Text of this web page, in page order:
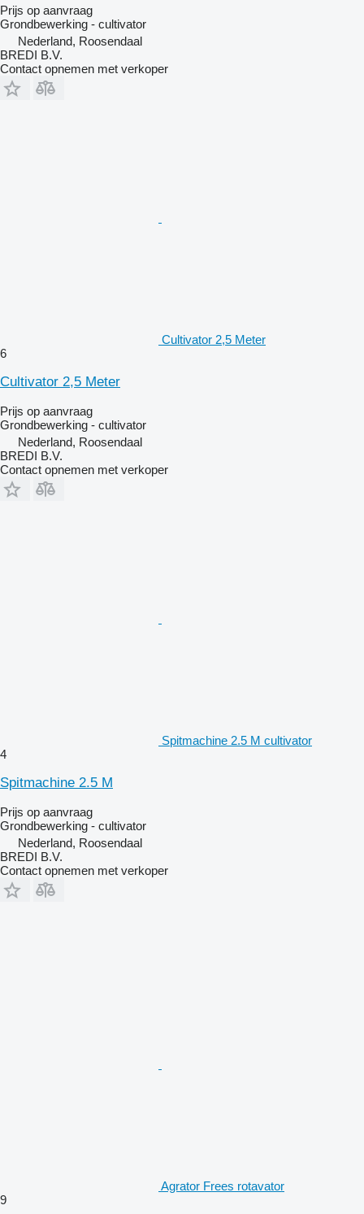
Prijs op aanvraag
Grondbewerking - cultivator
Nederland, Roosendaal
BREDI B.V.
Contact opnemen met verkoper
Cultivator 2,5 Meter
6
Cultivator 2,5 Meter
Prijs op aanvraag
Grondbewerking - cultivator
Nederland, Roosendaal
BREDI B.V.
Contact opnemen met verkoper
Spitmachine 2.5 M cultivator
4
Spitmachine 2.5 M
Prijs op aanvraag
Grondbewerking - cultivator
Nederland, Roosendaal
BREDI B.V.
Contact opnemen met verkoper
Agrator Frees rotavator
9